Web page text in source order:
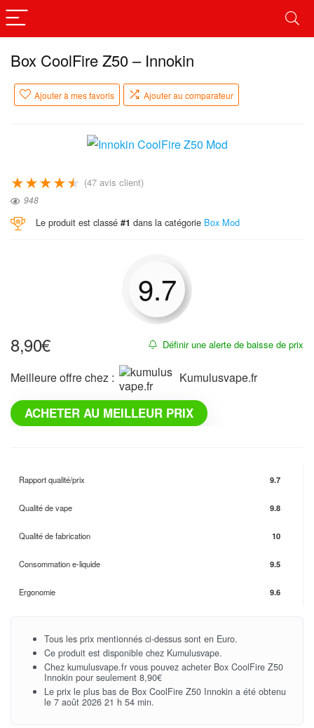
Box CoolFire Z50 – Innokin
Ajouter à mes favoris Ajouter au comparateur
★★★★★ (47 avis client)
948
Le produit est classé #1 dans la catégorie Box Mod
9.7
Définir une alerte de baisse de prix
8,90€
Meilleure offre chez : kumulusvape.fr
ACHETER AU MEILLEUR PRIX
Rapport qualité/prix 9.7
Qualité de vape 9.8
Qualité de fabrication 10
Consommation e-liquide 9.5
Ergonomie 9.6
Tous les prix mentionnés ci-dessus sont en Euro.
Ce produit est disponible chez Kumulusvape.
Chez kumulusvape.fr vous pouvez acheter Box CoolFire Z50
Innokin pour seulement 8,90€
Le prix le plus bas de Box CoolFire Z50 Innokin a été obtenu
le 7 août 2026 21 h 54 min.